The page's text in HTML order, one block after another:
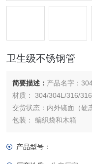
卫生级不锈钢管
简要描述： 产品名字：
材质： 304/304L/316/
交货状态：内外镜面（硬
包装： 编织袋和木箱
尺寸精度：外径在
产品型号：